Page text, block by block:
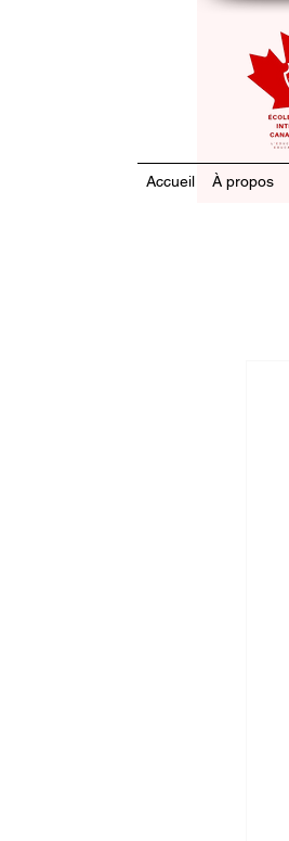
Accueil À propos